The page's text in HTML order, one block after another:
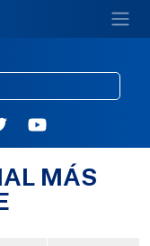
principal
MÁS